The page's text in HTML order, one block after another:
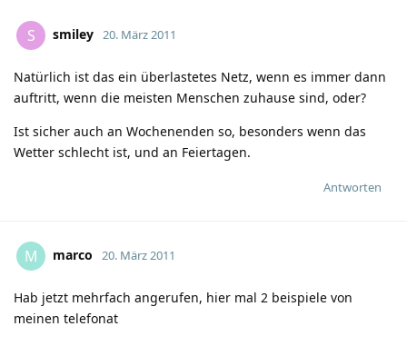
S smiley 20. März 2011
Natürlich ist das ein überlastetes Netz, wenn es immer dann
auftritt, wenn die meisten Menschen zuhause sind, oder?
Ist sicher auch an Wochenenden so, besonders wenn das
Wetter schlecht ist, und an Feiertagen.
Antworten
M marco 20. März 2011
Hab jetzt mehrfach angerufen, hier mal 2 beispiele von
meinen telefonat